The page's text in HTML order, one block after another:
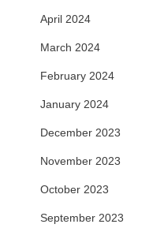
April 2024
March 2024
February 2024
January 2024
December 2023
November 2023
October 2023
September 2023